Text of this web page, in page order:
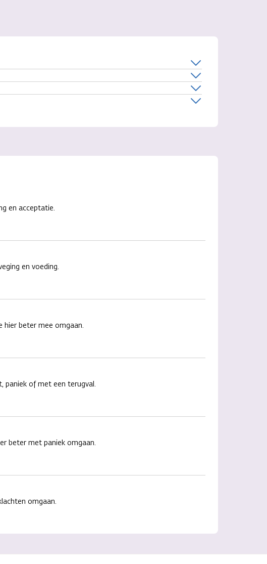
en acceptatie.
en voeding.
hier beter mee omgaan.
paniek of met een terugval.
beter met paniek omgaan.
omgaan.